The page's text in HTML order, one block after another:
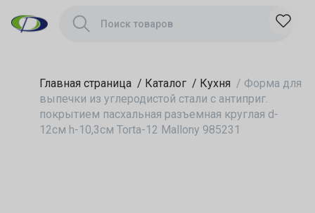
Главная страница / Каталог / Кухня / Форма для
выпечки из углеродистой стали с антиприг.
покрытием пасхальная разъемная круглая d-
12см h-10,3см Torta-12 Mallony 985231
пасхальная
разъемная круглая
985231